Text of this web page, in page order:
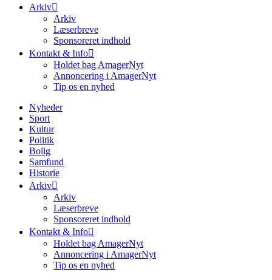
Arkiv
Arkiv
Læserbreve
Sponsoreret indhold
Kontakt & Info
Holdet bag AmagerNyt
Annoncering i AmagerNyt
Tip os en nyhed
Nyheder
Sport
Kultur
Politik
Bolig
Samfund
Historie
Arkiv
Arkiv
Læserbreve
Sponsoreret indhold
Kontakt & Info
Holdet bag AmagerNyt
Annoncering i AmagerNyt
Tip os en nyhed